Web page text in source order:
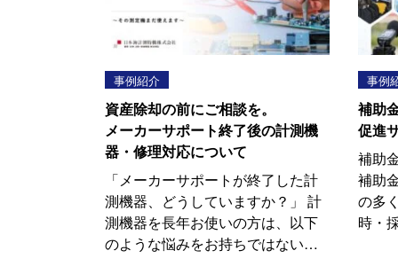
事例紹介
資産除却の前にご相談を。
メーカーサポート終了後の計測機
器・修理対応について
「メーカーサポートが終了した計
測機器、どうしていますか？」 計
測機器を長年お使いの方は、以下
のような悩みをお持ちではない…
事例
補助
促進
補助
補助
の多
時・